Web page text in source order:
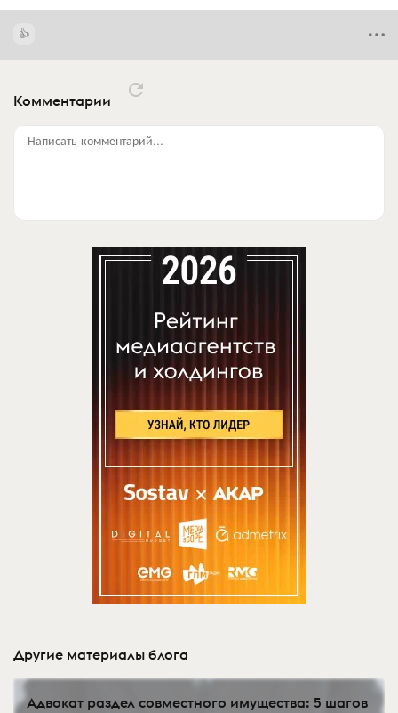
Комментарии
Написать комментарий...
Другие материалы блога
Адвокат раздел совместного имущества: 5 шагов